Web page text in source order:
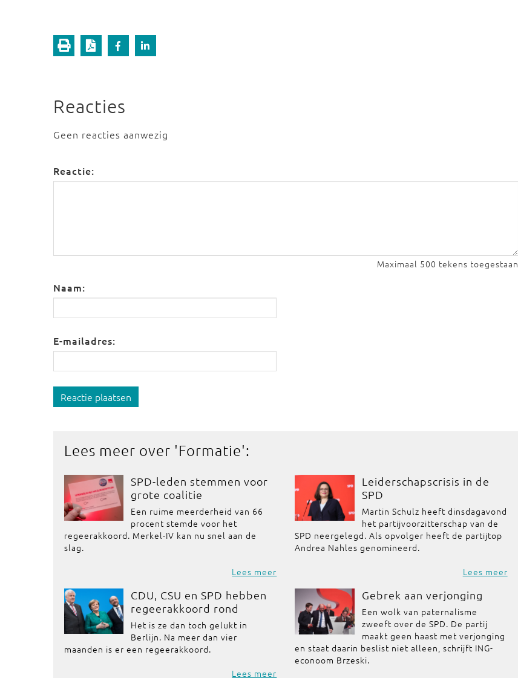
Reacties
Geen reacties aanwezig
Reactie:
Maximaal 500 tekens toegestaan
Naam:
E-mailadres:
Reactie plaatsen
Lees meer over 'Formatie':
SPD-leden stemmen voor
grote coalitie
Een ruime meerderheid van 66
procent stemde voor het
regeerakkoord. Merkel-IV kan nu snel aan de
slag.
Lees meer
Leiderschapscrisis in de
SPD
Martin Schulz heeft dinsdagavond
het partijvoorzitterschap van de
SPD neergelegd. Als opvolger heeft de partijtop
Andrea Nahles genomineerd.
Lees meer
CDU, CSU en SPD hebben
regeerakkoord rond
Het is ze dan toch gelukt in
Berlijn. Na meer dan vier
maanden is er een regeerakkoord.
Lees meer
Gebrek aan verjonging
Een wolk van paternalisme
zweeft over de SPD. De partij
maakt geen haast met verjonging
en staat daarin beslist niet alleen, schrijft ING-
econoom Brzeski.